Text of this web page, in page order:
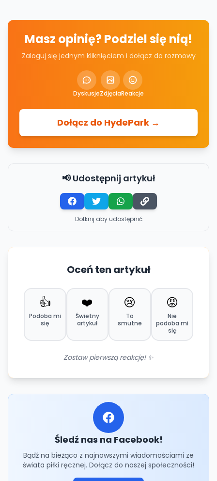
Masz opinię? Podziel się nią!
Zaloguj się jednym kliknięciem i dołącz do rozmowy
DyskusjeZdjęciaReakcje
Dołącz do HydePark →
📢 Udostępnij artykuł
Dotknij aby udostępnić
Oceń ten artykuł
👍
Podoba mi
się
❤️
Świetny
artykuł
😢
To
smutne
😡
Nie
podoba mi
się
Zostaw pierwszą reakcję! ✨
Śledź nas na Facebook!
Bądź na bieżąco z najnowszymi wiadomościami ze
świata piłki ręcznej. Dołącz do naszej społeczności!